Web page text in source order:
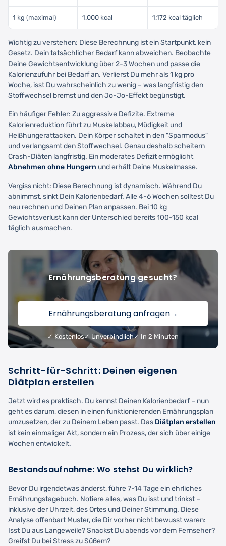
1 kg (maximal) 1.000 kcal 1.172 kcal täglich
Wichtig zu verstehen: Diese Berechnung ist ein Startpunkt, kein
Gesetz. Dein tatsächlicher Bedarf kann abweichen. Beobachte
Deine Gewichtsentwicklung über 2-3 Wochen und passe die
Kalorienzufuhr bei Bedarf an. Verlierst Du mehr als 1 kg pro
Woche, isst Du wahrscheinlich zu wenig – was langfristig den
Stoffwechsel bremst und den Jo-Jo-Effekt begünstigt.
Ein häufiger Fehler: Zu aggressive Defizite. Extreme
Kalorienreduktion führt zu Muskelabbau, Müdigkeit und
Heißhungerattacken. Dein Körper schaltet in den "Sparmodus"
und verlangsamt den Stoffwechsel. Genau deshalb scheitern
Crash-Diäten langfristig. Ein moderates Defizit ermöglicht
Abnehmen ohne Hungern und erhält Deine Muskelmasse.
Vergiss nicht: Diese Berechnung ist dynamisch. Während Du
abnimmst, sinkt Dein Kalorienbedarf. Alle 4-6 Wochen solltest Du
neu rechnen und Deinen Plan anpassen. Bei 10 kg
Gewichtsverlust kann der Unterschied bereits 100-150 kcal
täglich ausmachen.
Ernährungsberatung gesucht?
Ernährungsberatung anfragen→
✓ Kostenlos✓ Unverbindlich✓ In 2 Minuten
Schritt-für-Schritt: Deinen eigenen
Diätplan erstellen
Jetzt wird es praktisch. Du kennst Deinen Kalorienbedarf – nun
geht es darum, diesen in einen funktionierenden Ernährungsplan
umzusetzen, der zu Deinem Leben passt. Das Diätplan erstellen
ist kein einmaliger Akt, sondern ein Prozess, der sich über einige
Wochen entwickelt.
Bestandsaufnahme: Wo stehst Du wirklich?
Bevor Du irgendetwas änderst, führe 7-14 Tage ein ehrliches
Ernährungstagebuch. Notiere alles, was Du isst und trinkst –
inklusive der Uhrzeit, des Ortes und Deiner Stimmung. Diese
Analyse offenbart Muster, die Dir vorher nicht bewusst waren:
Isst Du aus Langeweile? Snackst Du abends vor dem Fernseher?
Greifst Du bei Stress zu Süßem?